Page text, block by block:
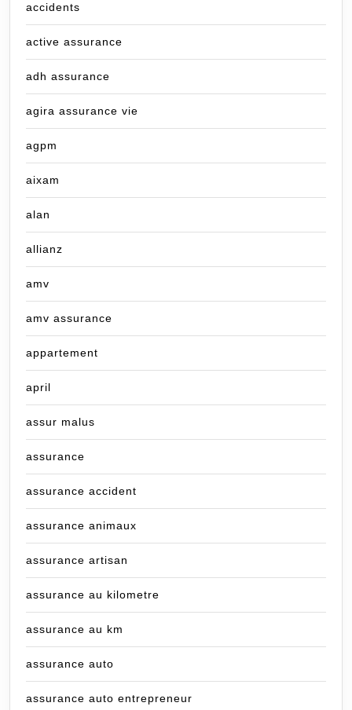
accidents
active assurance
adh assurance
agira assurance vie
agpm
aixam
alan
allianz
amv
amv assurance
appartement
april
assur malus
assurance
assurance accident
assurance animaux
assurance artisan
assurance au kilometre
assurance au km
assurance auto
assurance auto entrepreneur